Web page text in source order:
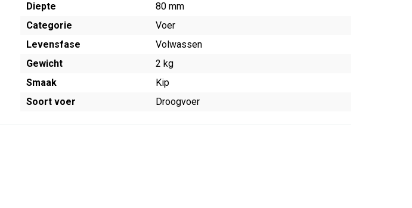
Diepte
80 mm
Categorie
Voer
Levensfase
Volwassen
Gewicht
2 kg
Smaak
Kip
Soort voer
Droogvoer